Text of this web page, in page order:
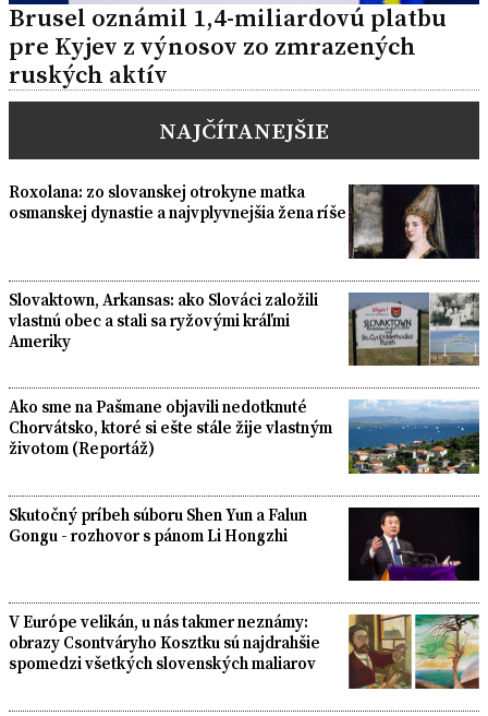
Brusel oznámil 1,4-miliardovú platbu
pre Kyjev z výnosov zo zmrazených
ruských aktív
NAJČÍTANEJŠIE
Roxolana: zo slovanskej otrokyne matka
osmanskej dynastie a najvplyvnejšia žena ríše
Slovaktown, Arkansas: ako Slováci založili
vlastnú obec a stali sa ryžovými kráľmi
Ameriky
Ako sme na Pašmane objavili nedotknuté
Chorvátsko, ktoré si ešte stále žije vlastným
životom (Reportáž)
Skutočný príbeh súboru Shen Yun a Falun
Gongu - rozhovor s pánom Li Hongzhi
V Európe velikán, u nás takmer neznámy:
obrazy Csontváryho Kosztku sú najdrahšie
spomedzi všetkých slovenských maliarov